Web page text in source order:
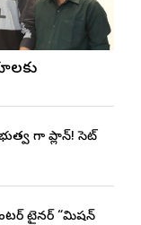
మెగా ప్లాన్! సెట్
టైనర్ “మిషన్